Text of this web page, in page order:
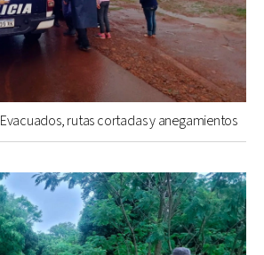
Evacuados, rutas cortadas y anegamientos